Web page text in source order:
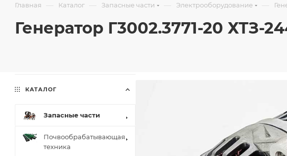
Главная — Каталог — Запасные части — Электрооборудование —
Генератор Г3002.3771-20 ХТЗ-
КАТАЛОГ
Запасные части
Почвообрабатывающая
техника